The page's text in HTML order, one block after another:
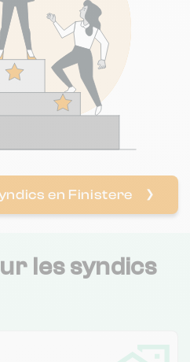
en Finistere ❯
les syndics